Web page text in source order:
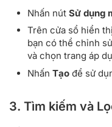
Nhấn nút Sử dụng
Trên cửa sổ hiển
bạn có thể chỉnh
và chọn trang áp
Nhấn Tạo để sử
3. Tìm kiếm và